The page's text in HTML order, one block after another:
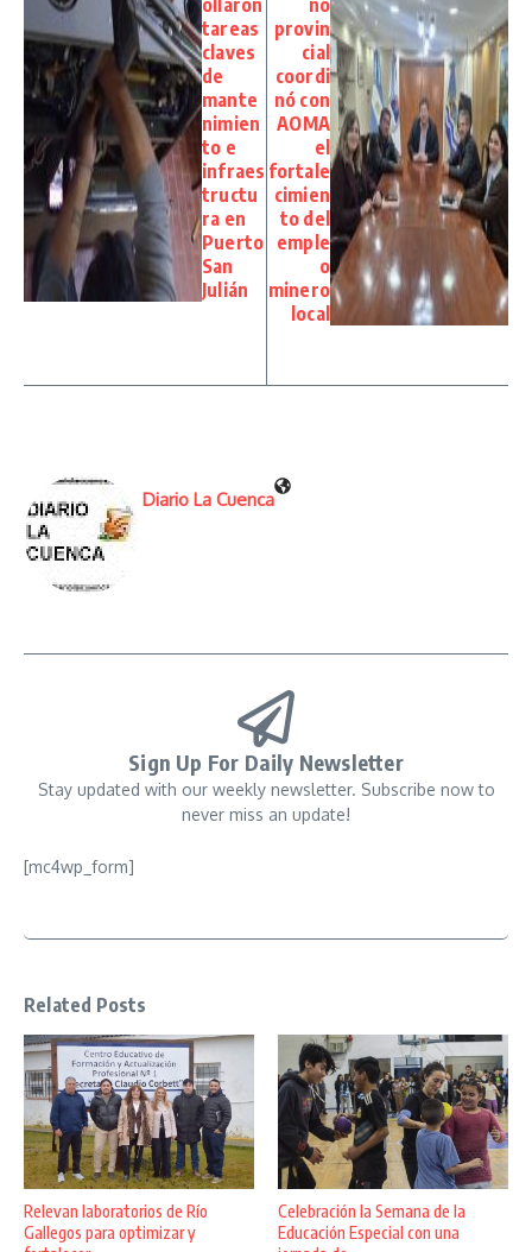
ollaron
tareas
claves
de
mante
nimien
to e
infraes
tructu
ra en
Puerto
San
Julián
no
provin
cial
coordi
nó con
AOMA
el
fortale
cimien
to del
emple
o
minero
local
Diario La Cuenca
Sign Up For Daily Newsletter
Stay updated with our weekly newsletter. Subscribe now to
never miss an update!
[mc4wp_form]
Related Posts
Relevan laboratorios de Río
Gallegos para optimizar y
Celebración la Semana de la
Educación Especial con una